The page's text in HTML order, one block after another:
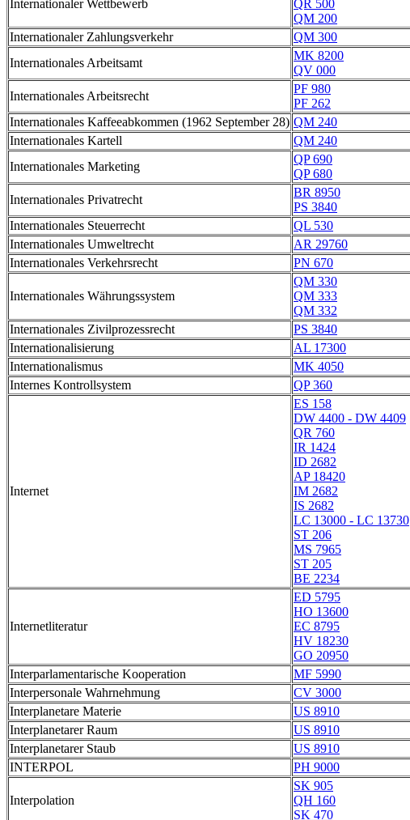
Internationaler Wettbewerb
QR 500
QM 200
Internationaler Zahlungsverkehr
QM 300
Internationales Arbeitsamt
MK 8200
QV 000
Internationales Arbeitsrecht
PF 980
PF 262
Internationales Kaffeeabkommen (1962 September 28) QM 240
Internationales Kartell
QM 240
Internationales Marketing
QP 690
QP 680
Internationales Privatrecht
BR 8950
PS 3840
Internationales Steuerrecht
QL 530
Internationales Umweltrecht
AR 29760
Internationales Verkehrsrecht
PN 670
Internationales Währungssystem
QM 330
QM 333
QM 332
Internationales Zivilprozessrecht
PS 3840
Internationalisierung
AL 17300
Internationalismus
MK 4050
Internes Kontrollsystem
QP 360
Internet
ES 158
DW 4400 - DW 4409
QR 760
IR 1424
ID 2682
AP 18420
IM 2682
IS 2682
LC 13000 - LC 13730
ST 206
MS 7965
ST 205
BE 2234
Internetliteratur
ED 5795
HO 13600
EC 8795
HV 18230
GO 20950
Interparlamentarische Kooperation
MF 5990
Interpersonale Wahrnehmung
CV 3000
Interplanetare Materie
US 8910
Interplanetarer Raum
US 8910
Interplanetarer Staub
US 8910
INTERPOL
PH 9000
Interpolation
SK 905
QH 160
SK 470